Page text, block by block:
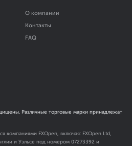
О компании
Контакты
FAQ
Различные торговые марки принадлежат
компаниями FXOpen, включая: FXOpen Ltd,
и Уэльсе под номером 07273392 и